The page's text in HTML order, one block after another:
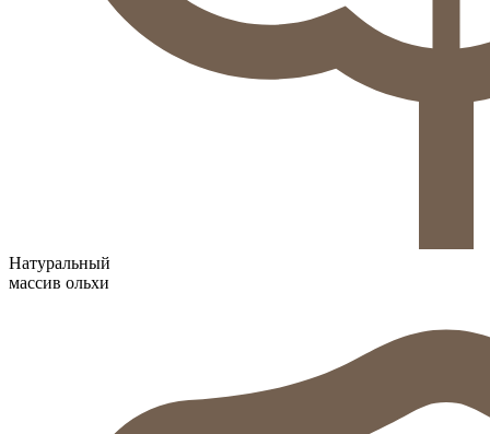
Натуральный
массив ольхи